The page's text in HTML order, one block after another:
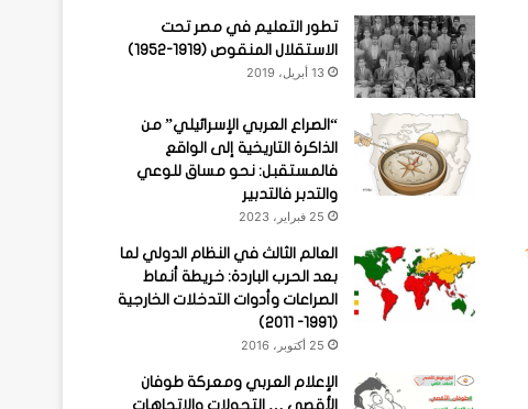
تطور التعليم في مصر تحت
الاستقلال المنقوص (1919-1952)
13 أبريل، 2019
“الصراع العربي الإسرائيلي” من
الذاكرة التاريخية إلى الواقع
فالمستقبل: نحو مساق للوعي
والتدبر فالتدبير
25 فبراير، 2023
العالم الثالث في النظام الدولي لما
بعد الحرب الباردة: خريطة أنماط
الصراعات وأدوات التدخلات الخارجية
(1991- 2011)
25 أكتوبر، 2016
الإعلام العربي ومعركة طوفان
الأقصى … التحولات والاتجاهات